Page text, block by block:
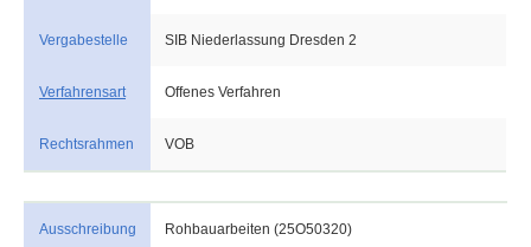
Vergabestelle SIB Niederlassung Dresden 2
Verfahrensart Offenes Verfahren
Rechtsrahmen VOB
Ausschreibung Rohbauarbeiten (25O50320)